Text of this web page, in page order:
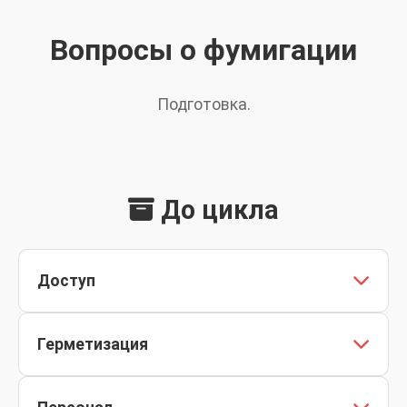
Вопросы о фумигации
Подготовка.
До цикла
Доступ
Согласуйте время простоя и доступ службы
Герметизация
Закройте вентиляционные клапаны по памятке.